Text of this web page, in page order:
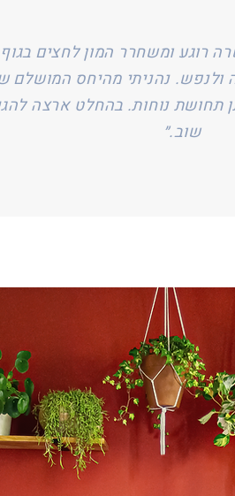
רוגע ומשחרר המון לחצים
ולנפש. נהניתי מהיחס המושלם
תחושת נוחות. בהחלט ארצה
שוב.״